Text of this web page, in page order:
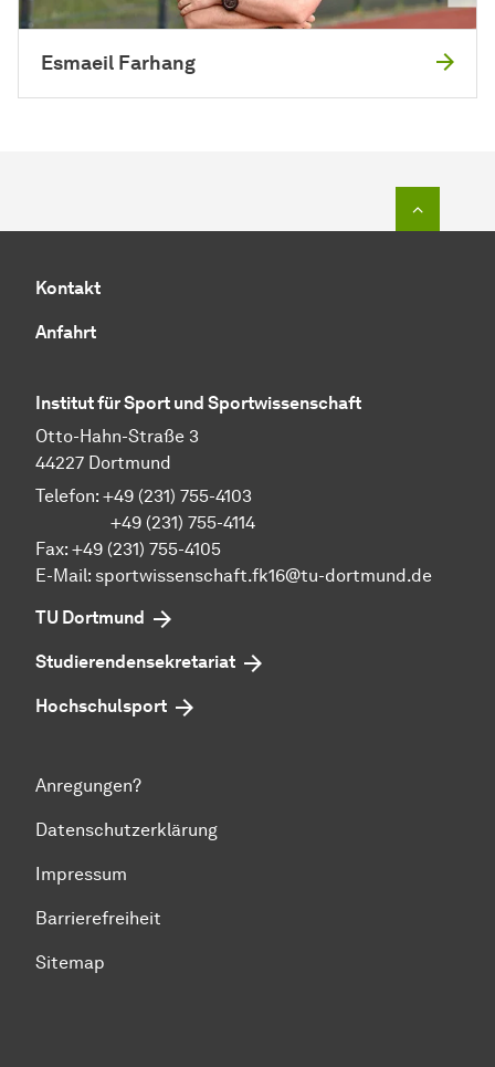
Esmaeil Farhang
Kontakt
Anfahrt
Institut für Sport und Sportwissenschaft
Otto-Hahn-Straße 3
44227 Dortmund
Telefon: +49 (231) 755-4103
+49 (231) 755-4114
Fax: +49 (231) 755-4105
E-Mail: sportwissenschaft.fk16@tu-dortmund.de
TU Dortmund
Studierendensekretariat
Hochschulsport
Anregungen?
Datenschutzerklärung
Impressum
Barrierefreiheit
Sitemap